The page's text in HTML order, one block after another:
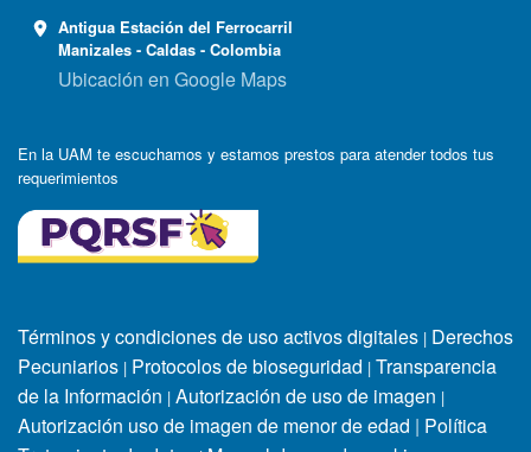
Antigua Estación del Ferrocarril
Manizales - Caldas - Colombia
Ubicación en Google Maps
En la UAM te escuchamos y estamos prestos para atender todos tus
requerimientos
Términos y condiciones de uso activos digitales | Derechos
Pecuniarios | Protocolos de bioseguridad | Transparencia
de la Información | Autorización de uso de imagen |
Autorización uso de imagen de menor de edad | Política